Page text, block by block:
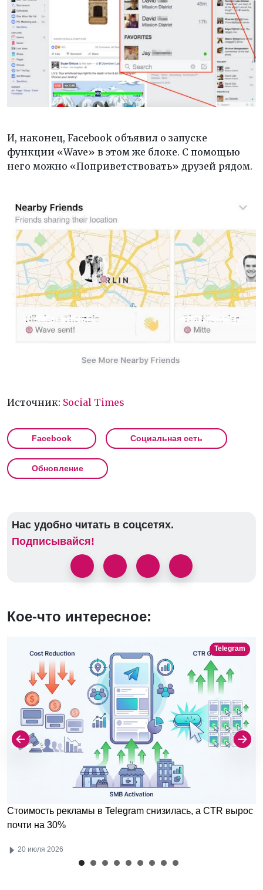
И, наконец, Facebook объявил о запуске
функции «Wave» в этом же блоке. С помощью
него можно «Поприветствовать» друзей рядом.
Источник: Social Times
Facebook Социальная сеть
Обновление
Нас удобно читать в соцсетях.
Подписывайся!
Кое-что интересное:
Telegram
Стоимость рекламы в Telegram снизилась, а CTR вырос
почти на 30%
20 июля 2026